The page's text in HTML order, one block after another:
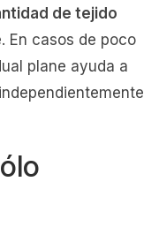
de tejido
En casos de poco
plane ayuda a